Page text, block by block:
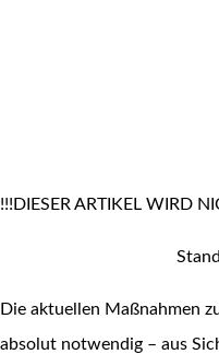
!!!DIESER ARTIKEL WIRD
Die aktuellen Maßnahmen
absolut notwendig – aus